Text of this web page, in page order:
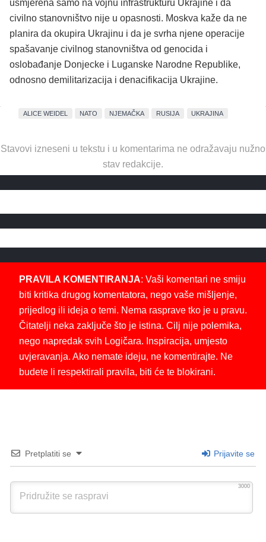
usmjerena samo na vojnu infrastrukturu Ukrajine i da
civilno stanovništvo nije u opasnosti. Moskva kaže da ne
planira da okupira Ukrajinu i da je svrha njene operacije
spašavanje civilnog stanovništva od genocida i
oslobađanje Donjecke i Luganske Narodne Republike,
odnosno demilitarizacija i denacifikacija Ukrajine.
ALICE WEIDEL NATO NJEMAČKA RUSIJA UKRAJINA
Stavovi izneseni u tekstu i u komentarima ne odražavaju nužno
stav redakcije.
PRAVILA KOMENTIRANJA: Vaši komentari ne smiju
biti kritika drugog komentatora, nego vaše mišljenje,
prijedlog ili ideja o temi. Nema rasprave tko je u pravu.
Čitatelji neka zaključe što je istina. Cilj nije polemika,
nego napredak svih Logičara. Inspiracija, umjesto
uvjeravanja. Ako nemate ideju, ne komentirajte. Ne
budete li respektirali pravila, biti će te blokirani.
Pretplatiti se Prijavite se
3000